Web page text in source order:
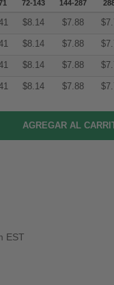
72-143 144-287
$8.14 $7.88 $
$8.14 $7.88 $
$8.14 $7.88 $
$8.14 $7.88 $
EST